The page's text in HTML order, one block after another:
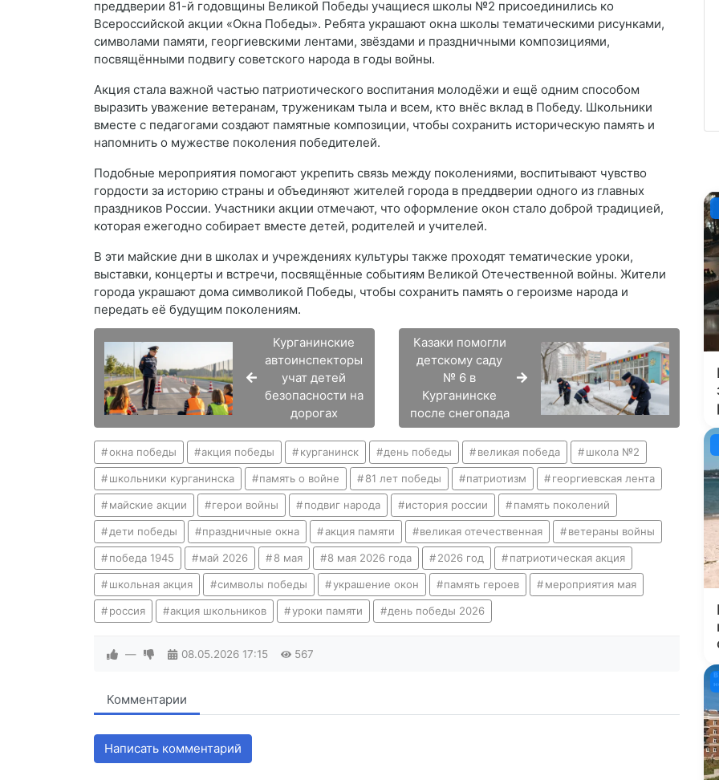
преддверии 81-й годовщины Великой Победы учащиеся школы №2 присоединились ко
Всероссийской акции «Окна Победы». Ребята украшают окна школы тематическими рисунками,
символами памяти, георгиевскими лентами, звёздами и праздничными композициями,
посвящёнными подвигу советского народа в годы войны.
Акция стала важной частью патриотического воспитания молодёжи и ещё одним способом
выразить уважение ветеранам, труженикам тыла и всем, кто внёс вклад в Победу. Школьники
вместе с педагогами создают памятные композиции, чтобы сохранить историческую память и
напомнить о мужестве поколения победителей.
Подобные мероприятия помогают укрепить связь между поколениями, воспитывают чувство
гордости за историю страны и объединяют жителей города в преддверии одного из главных
праздников России. Участники акции отмечают, что оформление окон стало доброй традицией,
которая ежегодно собирает вместе детей, родителей и учителей.
В эти майские дни в школах и учреждениях культуры также проходят тематические уроки,
выставки, концерты и встречи, посвящённые событиям Великой Отечественной войны. Жители
города украшают дома символикой Победы, чтобы сохранить память о героизме народа и
передать её будущим поколениям.
Курганинские
автоинспекторы
учат детей
безопасности на
дорогах
Казаки помогли
детскому саду
№ 6 в
Курганинске
после снегопада
окна победы акция победы курганинск день победы великая победа школа №2
школьники курганинска память о войне 81 лет победы патриотизм георгиевская лента
майские акции герои войны подвиг народа история россии память поколений
дети победы праздничные окна акция памяти великая отечественная ветераны войны
победа 1945 май 2026 8 мая 8 мая 2026 года 2026 год патриотическая акция
школьная акция символы победы украшение окон память героев мероприятия мая
россия акция школьников уроки памяти день победы 2026
— 08.05.2026 17:15 567
Комментарии
Написать комментарий